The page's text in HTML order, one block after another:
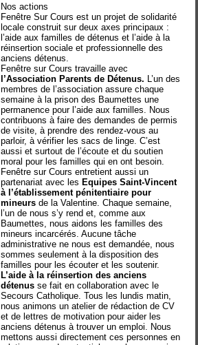
Nos actions
Fenêtre Sur Cours est un projet de solidarité
locale construit sur deux axes principaux :
l’aide aux familles de détenus et l’aide à la
réinsertion sociale et professionnelle des
anciens détenus.
Fenêtre sur Cours travaille avec
l’Association Parents de Détenus. L’un des
membres de l’association assure chaque
semaine à la prison des Baumettes une
permanence pour l’aide aux familles. Nous
contribuons à faire des demandes de permis
de visite, à prendre des rendez-vous au
parloir, à vérifier les sacs de linge. C’est
aussi et surtout de l’écoute et du soutien
moral pour les familles qui en ont besoin.
Fenêtre sur Cours entretient aussi un
partenariat avec lesEquipes Saint-Vincent
à l’établissement pénitentiaire pour
mineurs de la Valentine. Chaque semaine,
l’un de nous s’y rend et, comme aux
Baumettes, nous aidons les familles des
mineurs incarcérés. Aucune tâche
administrative ne nous est demandée, nous
sommes seulement à la disposition des
familles pour les écouter et les soutenir.
L’aide à la réinsertion des anciens
détenus se fait en collaboration avec le
Secours Catholique. Tous les lundis matin,
nous animons un atelier de rédaction de CV
et de lettres de motivation pour aider les
anciens détenus à trouver un emploi. Nous
mettons aussi directement ces personnes en